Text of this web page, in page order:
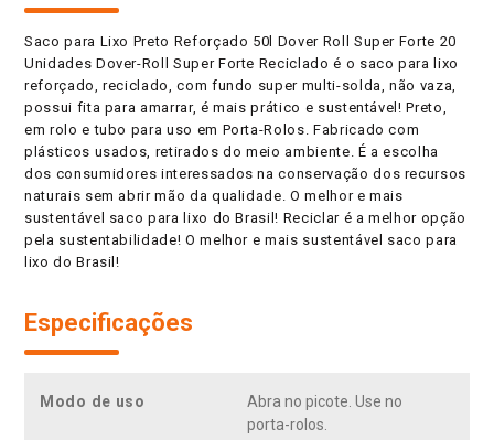
Saco para Lixo Preto Reforçado 50l Dover Roll Super Forte 20
Unidades Dover-Roll Super Forte Reciclado é o saco para lixo
reforçado, reciclado, com fundo super multi-solda, não vaza,
possui fita para amarrar, é mais prático e sustentável! Preto,
em rolo e tubo para uso em Porta-Rolos. Fabricado com
plásticos usados, retirados do meio ambiente. É a escolha
dos consumidores interessados na conservação dos recursos
naturais sem abrir mão da qualidade. O melhor e mais
sustentável saco para lixo do Brasil! Reciclar é a melhor opção
pela sustentabilidade! O melhor e mais sustentável saco para
lixo do Brasil!
Especificações
Modo de uso
Abra no picote. Use no
porta-rolos.